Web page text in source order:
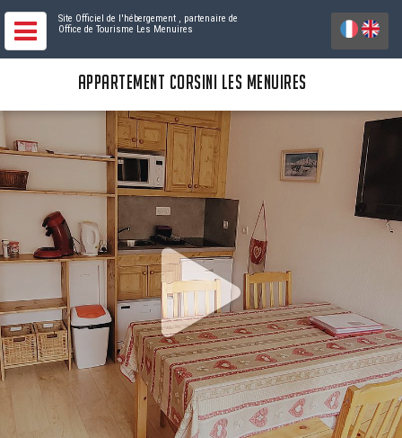
Site Officiel de l'hébergement , partenaire de
Office de Tourisme Les Menuires
APPARTEMENT CORSINI LES MENUIRES